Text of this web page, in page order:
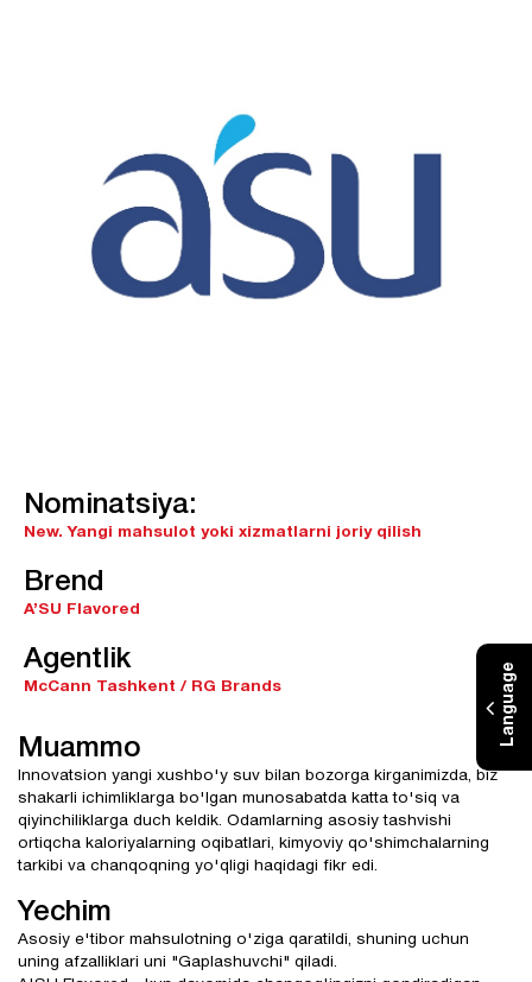
Language
Nominatsiya:
New. Yangi mahsulot yoki xizmatlarni joriy qilish
Brend
A’SU Flavored
Agentlik
McCann Tashkent / RG Brands
Muammo
Innovatsion yangi xushbo'y suv bilan bozorga kirganimizda, biz
shakarli ichimliklarga bo'lgan munosabatda katta to'siq va
qiyinchiliklarga duch keldik. Odamlarning asosiy tashvishi
ortiqcha kaloriyalarning oqibatlari, kimyoviy qo'shimchalarning
tarkibi va chanqoqning yo'qligi haqidagi fikr edi.
Yechim
Asosiy e'tibor mahsulotning o'ziga qaratildi, shuning uchun
uning afzalliklari uni "Gaplashuvchi" qiladi.